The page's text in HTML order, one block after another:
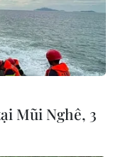
Mũi Nghê, 3